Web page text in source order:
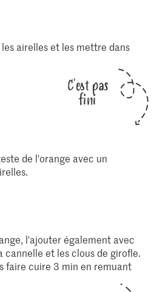
airelles et les mettre dans
C'est pas
fini
de l'orange avec un
l'ajouter également avec
cannelle et les clous de girofle.
faire cuire 3 min en remuant